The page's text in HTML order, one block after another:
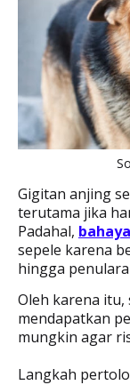
Gigitan anjing
terutama jika
Padahal,
sepele karena
hingga
Oleh karena
mendapatkan
mungkin agar
Langkah